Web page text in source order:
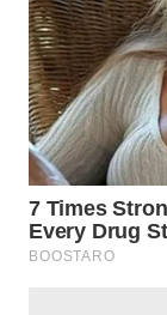
WN
TEBING
TINGGI
WN
PAKPAK
WN